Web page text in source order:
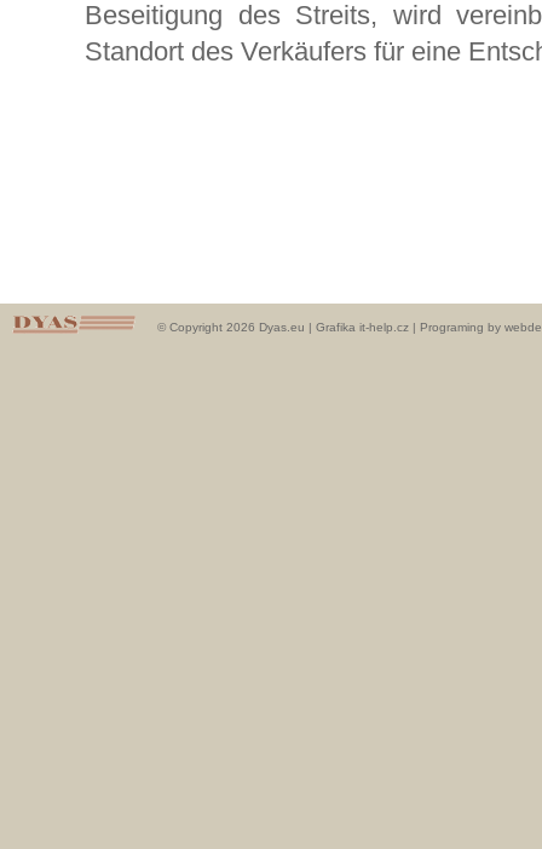
Beseitigung des Streits, wird
Standort des Verkäufers für eine
© Copyright 2026 Dyas.eu | Grafika it-help.cz | Programing by